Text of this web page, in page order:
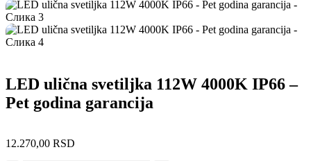
LED ulična svetiljka 112W 4000K IP66 –
Pet godina garancija
12.270,00 RSD